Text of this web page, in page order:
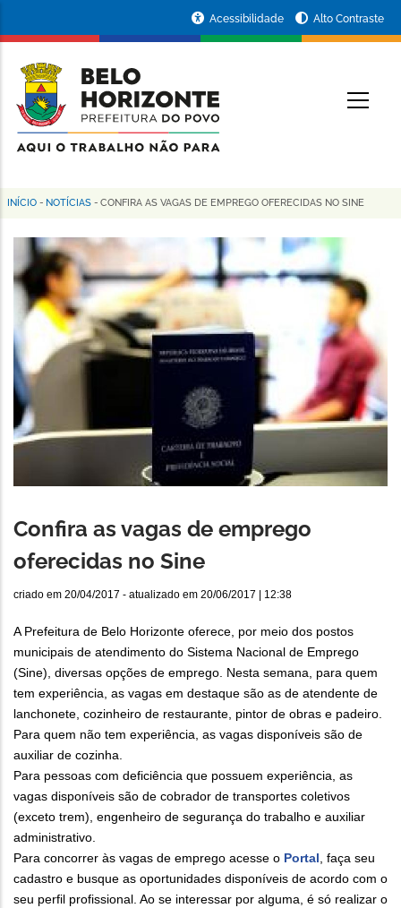
conteúdo
principal
da
Prefeitura
de
Horizonte
Acessibilidade Alto Contraste
Trilha
de
navegação
INÍCIO - NOTÍCIAS - CONFIRA AS VAGAS DE EMPREGO OFERECIDAS NO SINE
Confira as vagas de emprego
oferecidas no Sine
criado em 20/04/2017 - atualizado em 20/06/2017 | 12:38
A Prefeitura de Belo Horizonte oferece, por meio dos postos
municipais de atendimento do Sistema Nacional de Emprego
(Sine), diversas opções de emprego. Nesta semana, para quem
tem experiência, as vagas em destaque são as de atendente de
lanchonete, cozinheiro de restaurante, pintor de obras e padeiro.
Para quem não tem experiência, as vagas disponíveis são de
auxiliar de cozinha.
Para pessoas com deficiência que possuem experiência, as
vagas disponíveis são de cobrador de transportes coletivos
(exceto trem), engenheiro de segurança do trabalho e auxiliar
administrativo.
Para concorrer às vagas de emprego acesse o Portal, faça seu
cadastro e busque as oportunidades disponíveis de acordo com o
seu perfil profissional. Ao se interessar por alguma, é só realizar o